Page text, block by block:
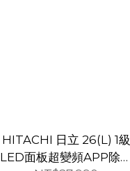
HITACHI 日立 26(L) 1級
LED面板超變頻APP除濕